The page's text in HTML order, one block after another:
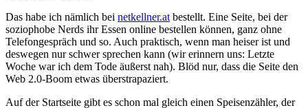
Das habe ich nämlich bei netkellner.at bestellt. Eine Seite, bei der
soziophobe Nerds ihr Essen online bestellen können, ganz ohne
Telefongespräch und so. Auch praktisch, wenn man heiser ist und
deswegen nur schwer sprechen kann (wir erinnern uns: Letzte
Woche war ich dem Tode äußerst nah). Blöd nur, dass die Seite den
Web 2.0-Boom etwas überstrapaziert.
Auf der Startseite gibt es schon mal gleich einen Speisenzähler, der